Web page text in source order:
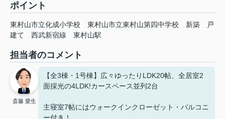
ポイント
東村山市立化成小学校 東村山市立東村山第四中学校 新築
戸
建て
西武新宿線 東村山駅
担当者のコメント
斎藤 愛生
【全3棟・1号棟】広々ゆったりLDK20帖、全居室2
面採光の4LDK!カースペース並列2台
主寝室7帖にはウォークインクローゼット・バルコニ